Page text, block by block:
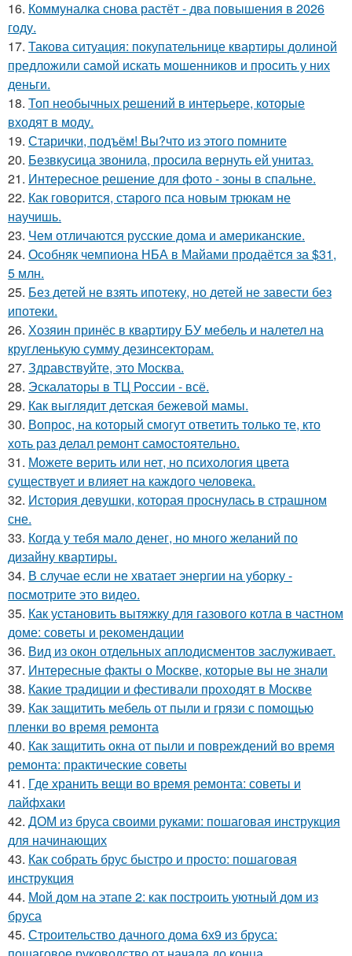
16. Коммуналка снова растёт - два повышения в 2026
году.
17. Такова ситуация: покупательнице квартиры долиной
предложили самой искать мошенников и просить у них
деньги.
18. Топ необычных решений в интерьере, которые
входят в моду.
19. Старички, подъём! Вы?что из этого помните
20. Безвкусица звонила, просила вернуть ей унитаз.
21. Интересное решение для фото - зоны в спальне.
22. Как говорится, старого пса новым трюкам не
научишь.
23. Чем отличаются русские дома и американские.
24. Особняк чемпиона НБА в Майами продаётся за $31,
5 млн.
25. Без детей не взять ипотеку, но детей не завести без
ипотеки.
26. Хозяин принёс в квартиру БУ мебель и налетел на
кругленькую сумму дезинсекторам.
27. Здравствуйте, это Москва.
28. Эскалаторы в ТЦ России - всё.
29. Как выглядит детская бежевой мамы.
30. Вопрос, на который смогут ответить только те, кто
хоть раз делал ремонт самостоятельно.
31. Можете верить или нет, но психология цвета
существует и влияет на каждого человека.
32. История девушки, которая проснулась в страшном
сне.
33. Когда у тебя мало денег, но много желаний по
дизайну квартиры.
34. В случае если не хватает энергии на уборку -
посмотрите это видео.
35. Как установить вытяжку для газового котла в частном
доме: советы и рекомендации
36. Вид из окон отдельных аплодисментов заслуживает.
37. Интересные факты о Москве, которые вы не знали
38. Какие традиции и фестивали проходят в Москве
39. Как защитить мебель от пыли и грязи с помощью
пленки во время ремонта
40. Как защитить окна от пыли и повреждений во время
ремонта: практические советы
41. Где хранить вещи во время ремонта: советы и
лайфхаки
42. ДОМ из бруса своими руками: пошаговая инструкция
для начинающих
43. Как собрать брус быстро и просто: пошаговая
инструкция
44. Мой дом на этапе 2: как построить уютный дом из
бруса
45. Строительство дачного дома 6х9 из бруса: